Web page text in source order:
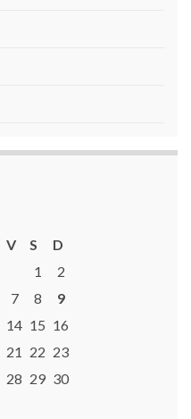
V S
D
1
2
7 8
9
14 15 16
21 22 23
28 29 30